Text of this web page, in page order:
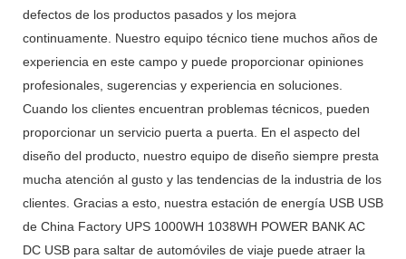
defectos de los productos pasados ​​y los mejora
continuamente. Nuestro equipo técnico tiene muchos años de
experiencia en este campo y puede proporcionar opiniones
profesionales, sugerencias y experiencia en soluciones.
Cuando los clientes encuentran problemas técnicos, pueden
proporcionar un servicio puerta a puerta. En el aspecto del
diseño del producto, nuestro equipo de diseño siempre presta
mucha atención al gusto y las tendencias de la industria de los
clientes. Gracias a esto, nuestra estación de energía USB USB
de China Factory UPS 1000WH 1038WH POWER BANK AC
DC USB para saltar de automóviles de viaje puede atraer la